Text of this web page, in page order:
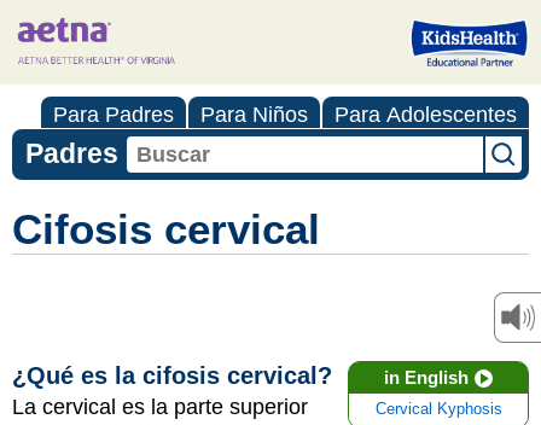
Para Padres Para Niños Para Adolescentes
Padres
Cifosis cervical
in English
Cervical Kyphosis
¿Qué es la cifosis cervical?
La cervical es la parte superior